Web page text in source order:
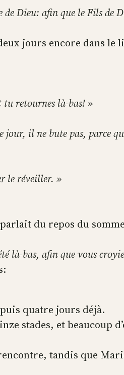
Dieu: afin que le Fils de
jours encore dans
tu retournes là-bas! »
jour, il ne bute pas,
le réveiller. »
du repos du
là-bas, afin que vous
quatre jours déjà.
stades, et beaucoup
tandis que